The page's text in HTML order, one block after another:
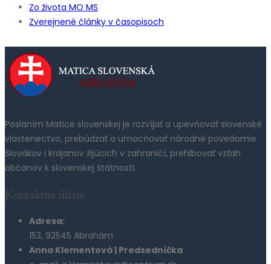
Zo života MO MS
Zverejnené články v časopisoch
Poslaním Matice slovenskej je rozvíjať a upevňovať slovenské
vlastenectvo, prebúdzať a umocňovať národné povedomie
Slovákov i krajanov žijúcich v zahraničí, prehlbovať vzťah
občanov k slovenskej štátnosti.
Kontaktné údaje
Adresa:
153, 92545 Abrahám
Anna Klementová | Predsedníčka